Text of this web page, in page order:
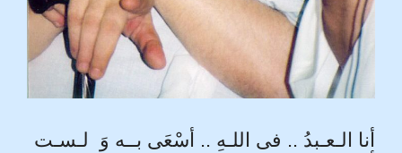
أنا الـعـبدُ .. فى اللـهِ .. أسْعَى بــه وَ لـسـت